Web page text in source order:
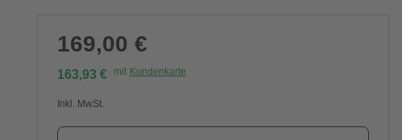
169,00 €
163,93 € mit Kundenkarte
Inkl. MwSt.